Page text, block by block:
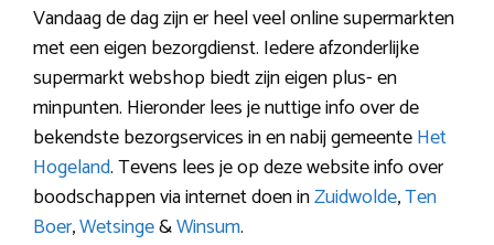
Vandaag de dag zijn er heel veel online supermarkten
met een eigen bezorgdienst. Iedere afzonderlijke
supermarkt webshop biedt zijn eigen plus- en
minpunten. Hieronder lees je nuttige info over de
bekendste bezorgservices in en nabij gemeenteHet
Hogeland. Tevens lees je op deze website info over
boodschappen via internet doen inZuidwolde,Ten
Boer,Wetsinge&Winsum.